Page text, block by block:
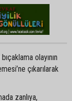
olayının
çıkarılarak
zanlıya,